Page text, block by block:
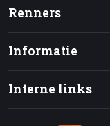
Renners
Informatie
Interne links